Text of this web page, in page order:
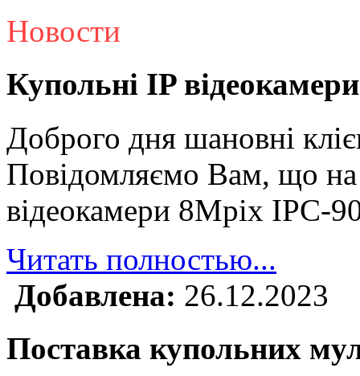
Новости
Купольні IP
Доброго дня шановні
Повідомляємо Вам, що на
відеокамери 8Mpix IPC-
Читать полностью...
Добавлена: 26.12.2023
Поставка купольних